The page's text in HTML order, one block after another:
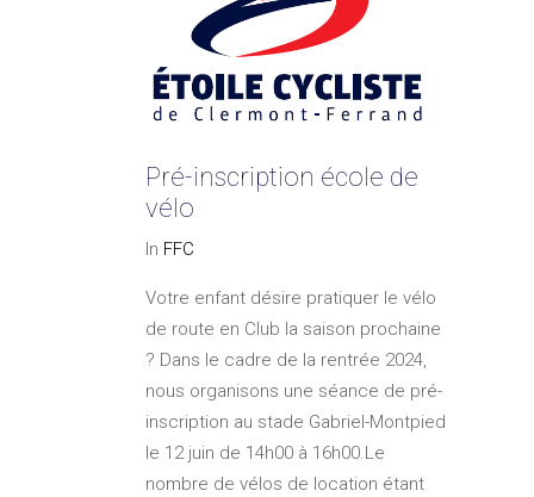
Pré-inscription école de
vélo
In FFC
Votre enfant désire pratiquer le vélo
de route en Club la saison prochaine
? Dans le cadre de la rentrée 2024,
nous organisons une séance de pré-
inscription au stade Gabriel-Montpied
le 12 juin de 14h00 à 16h00.Le
nombre de vélos de location étant